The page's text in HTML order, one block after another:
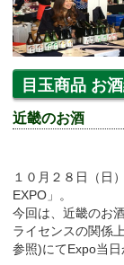
目玉商品 お
近畿のお酒
１０月２８日（日
EXPO」。
今回は、近畿のお
ライセンスの関係
参照)にてExpo当日